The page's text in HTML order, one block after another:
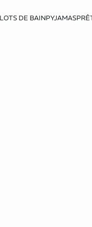
DE BAINPYJAMAS